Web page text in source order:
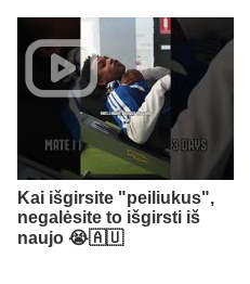
Kai išgirsite "peiliukus",
negalėsite to išgirsti iš
naujo 😭🇦🇺​